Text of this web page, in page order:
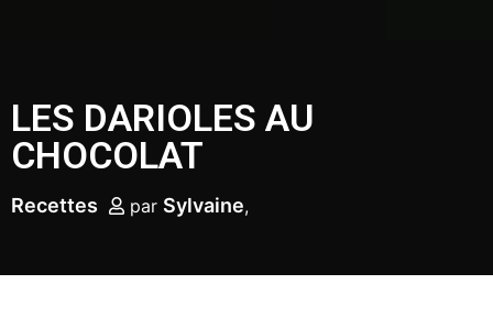
LES DARIOLES AU
CHOCOLAT
Recettes par Sylvaine